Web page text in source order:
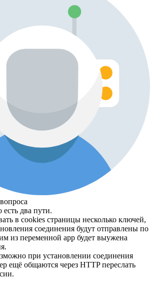
есть два пути.
в cookies страницы несколько ключей,
соединения будут отправлены по
из переменной app будет выужена
при установлении соединения
ещё общаются через HTTP переслать